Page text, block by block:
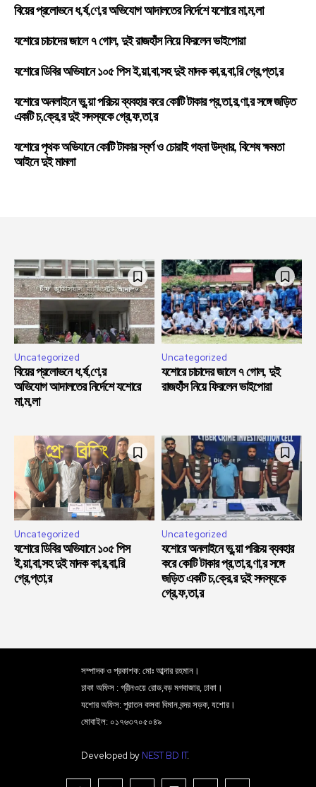
বিয়ের প্রলোভনে ধ,র্ষ,ণে,র অভিযোগ আদালতের নির্দেশে যশোরে মা,ম,লা
যশোরে চাচাদের জালে ৭ গোল, দুই রাজহাঁস নিয়ে ফিরলেন ভাইপোরা
যশোরে ডিবির অভিযানে ১০৫ পিস ই,য়া,বা,সহ দুই মাদক কা,র,বা,রি গ্রে,প্তা,র
যশোরে অনলাইনে ভু,য়া পরিচয় ব্যবহার করে কোটি টাকার প্র,তা,র,ণা,র সঙ্গে জড়িত
একটি চ,ক্রে,র দুই সদস্যকে গ্রে,ফ,তা,র
যশোরে পৃথক অভিযানে কোটি টাকার স্বর্ণ ও চোরাই গহনা উদ্ধার, বিশেষ ক্ষমতা
আইনে দুই মামলা
Uncategorized
বিয়ের প্রলোভনে ধ,র্ষ,ণে,র
অভিযোগ আদালতের নির্দেশে যশোরে
মা,ম,লা
Uncategorized
যশোরে চাচাদের জালে ৭ গোল, দুই
রাজহাঁস নিয়ে ফিরলেন ভাইপোরা
Uncategorized
যশোরে ডিবির অভিযানে ১০৫ পিস
ই,য়া,বা,সহ দুই মাদক কা,র,বা,রি
গ্রে,প্তা,র
Uncategorized
যশোরে অনলাইনে ভু,য়া পরিচয় ব্যবহার
করে কোটি টাকার প্র,তা,র,ণা,র সঙ্গে
জড়িত একটি চ,ক্রে,র দুই সদস্যকে
গ্রে,ফ,তা,র
সম্পাদক ও প্রকাশক: মোঃ আব্দার রহমান।
ঢাকা অফিস : গ্রীনওয়ে রোড,বড় মগবাজার, ঢাকা।
যশোর অফিস: পুরাতন কসবা বিমান বন্দর সড়ক, যশোর।
মোবাইল: ০১৭৬৩৭০৫০৪৯
Developed by NEST BD IT.